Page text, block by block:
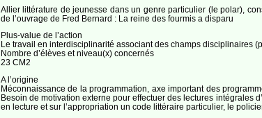
Allier littérature de jeunesse dans un genre particulier (le polar),
de l’ouvrage de Fred Bernard : La reine des fourmis a disparu
Plus-value de l’action
Le travail en interdisciplinarité associant des champs disciplinaires
Nombre d’élèves et niveau(x) concernés
23 CM2
A l’origine
Méconnaissance de la programmation, axe important des
Besoin de motivation externe pour effectuer des lectures intégrales
en lecture et sur l’appropriation un code littéraire particulier, le